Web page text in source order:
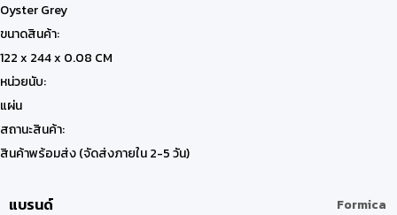
Oyster Grey
ขนาดสินค้า:
122 x 244 x 0.08 CM
หน่วยนับ:
แผ่น
สถานะสินค้า:
สินค้าพร้อมส่ง (จัดส่งภายใน 2-5 วัน)
แบรนด์ Formica